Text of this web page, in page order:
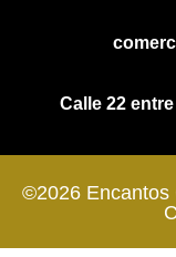
Calle 22
©2026 Encantos